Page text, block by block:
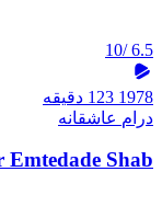
6.5
/10
1978 123 دقیقه
درام عاشقانه
Emtedade Shab